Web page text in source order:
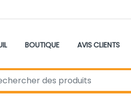
BOUTIQUE AVIS CLIENTS